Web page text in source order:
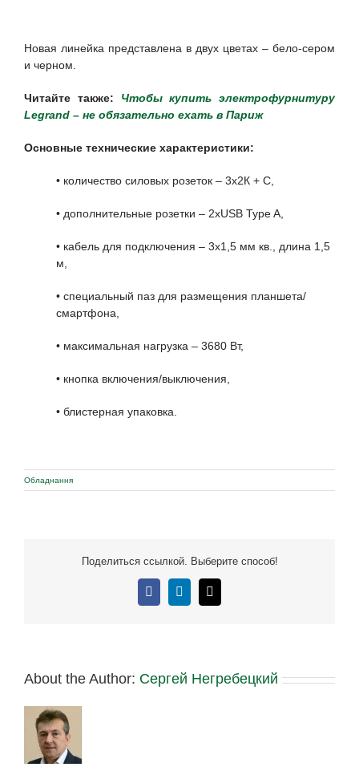
Новая линейка представлена в двух цветах – бело-сером
и черном.
Читайте также: Чтобы купить электрофурнитуру
Legrand – не обязательно ехать в Париж
Основные технические характеристики:
• количество силовых розеток – 3х2К + С,
• дополнительные розетки – 2xUSB Type A,
• кабель для подключения – 3х1,5 мм кв., длина 1,5
м,
• специальный паз для размещения планшета/
смартфона,
• максимальная нагрузка – 3680 Вт,
• кнопка включения/выключения,
• блистерная упаковка.
Обладнання
Поделиться ссылкой. Выберите способ!
FacebookLinkedIn
E-
mail:
About the Author: Сергей Негребецкий